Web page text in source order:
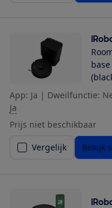
App: Ja | Dweilfunctie:
Ja
Prijs niet beschikbaar
Vergelijk
Bekijk